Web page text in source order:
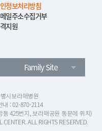
정보처리방침
일주소수집거부
지원
Family Site
시보라매병원
내 : 02-870-2114
425번지, 보라매공원 동문에 위치)
ALL RIGHTS RESERVED.